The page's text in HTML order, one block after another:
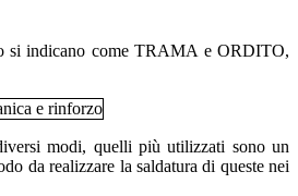
si indicano come TRAMA e ORDITO,
modi, quelli più utilizzati sono un
da realizzare la saldatura di queste nei